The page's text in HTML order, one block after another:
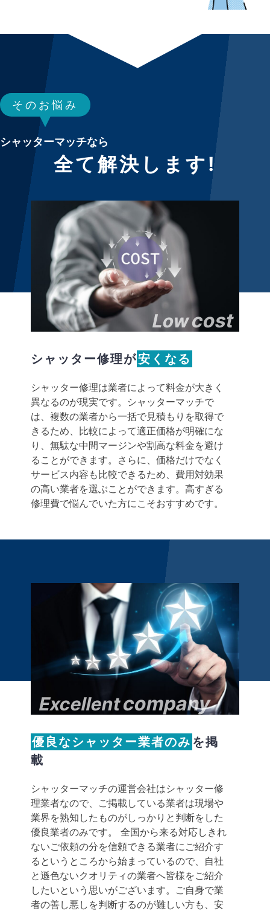
そのお悩み
シャッターマッチなら
全て解決します!
シャッター修理が安くなる
シャッター修理は業者によって料金が大きく
異なるのが現実です。シャッターマッチで
は、複数の業者から一括で見積もりを取得で
きるため、比較によって適正価格が明確にな
り、無駄な中間マージンや割高な料金を避け
ることができます。さらに、価格だけでなく
サービス内容も比較できるため、費用対効果
の高い業者を選ぶことができます。高すぎる
修理費で悩んでいた方にこそおすすめです。
Lowcost
優良なシャッター業者のみ を掲
載
シャッターマッチの運営会社はシャッター修
理業者なので、ご掲載している業者は現場や
業界を熟知したものがしっかりと判断をした
優良業者のみです。 全国から来る対応しきれ
ないご依頼の分を信頼できる業者にご紹介す
るというところから始まっているので、自社
と遜色ないクオリティの業者へ皆様をご紹介
したいという思いがございます。ご自身で業
者の善し悪しを判断するのが難しい方も、安
Excellentcompany